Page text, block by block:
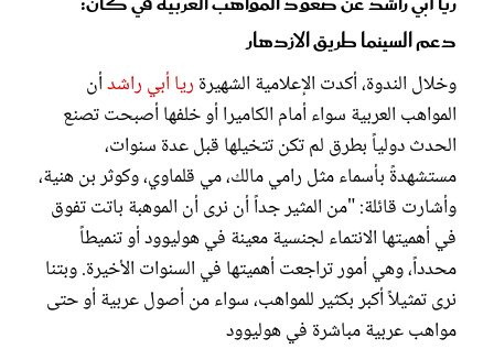
دعم السينما طريق الازدهار
وخلال الندوة، أكدت الإعلامية الشهيرة ريا أبي راشدأن
المواهب العربية سواء أمام الكاميرا أو خلفها أصبحت تصنع
الحدث دولياً بطرق لم تكن تتخيلها قبل عدة سنوات،
مستشهدةً بأسماء مثل رامي مالك، مي قلماوي، وكوثر بن هنية،
وأشارت قائلة: "من المثير جداً أن نرى أن الموهبة باتت تفوق
في أهميتها الانتماء لجنسية معينة في هوليوود أو تنميطاً
محدداً، وهي أمور تراجعت أهميتها في السنوات الأخيرة. وبتنا
نرى تمثيلاً أكبر بكثير للمواهب، سواء من أصول عربية أو حتى
مواهب عربية مباشرة في هوليوود